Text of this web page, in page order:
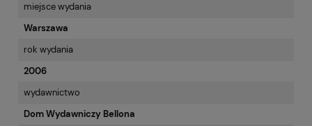
miejsce wydania
Warszawa
rok wydania
2006
wydawnictwo
Dom Wydawniczy Bellona